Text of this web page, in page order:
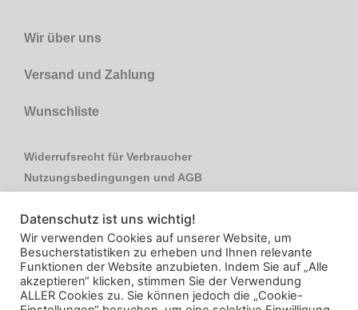
Wir über uns
Versand und Zahlung
Wunschliste
Widerrufsrecht für Verbraucher
Nutzungsbedingungen und AGB
Datenschutzerklärung
Kontakt
Datenschutz ist uns wichtig!
Wir verwenden Cookies auf unserer Website, um
Besucherstatistiken zu erheben und Ihnen relevante
Funktionen der Website anzubieten. Indem Sie auf „Alle
akzeptieren“ klicken, stimmen Sie der Verwendung
ALLER Cookies zu. Sie können jedoch die „Cookie-